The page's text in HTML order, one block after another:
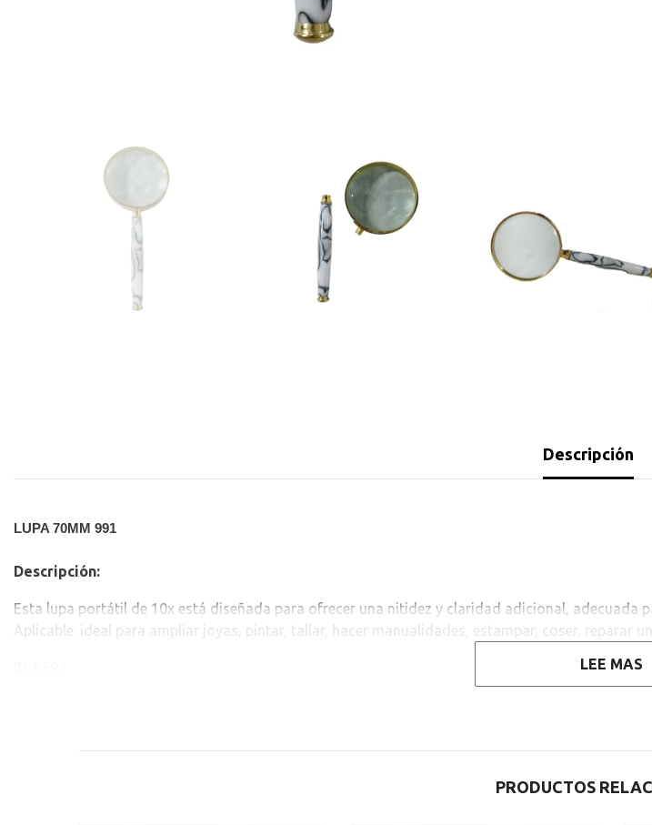
Descripción
LUPA 70MM 991
Descripción:
Esta lupa portátil de 10x está diseñada para ofrecer una nitidez y claridad adicional, adecuada
Aplicable: ideal para ampliar joyas, pintar, tallar, hacer manualidades, estampar, coser, reparar
LEE MAS
PRODUCTOS